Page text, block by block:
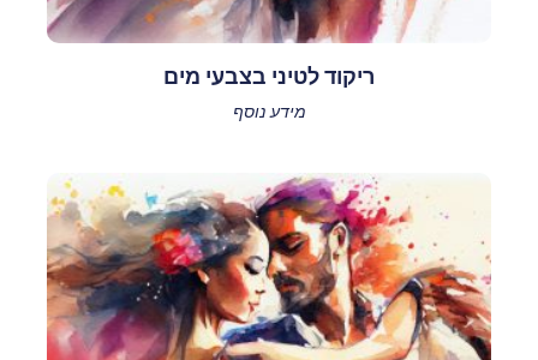
ריקוד לטיני בצבעי מים
מידע נוסף